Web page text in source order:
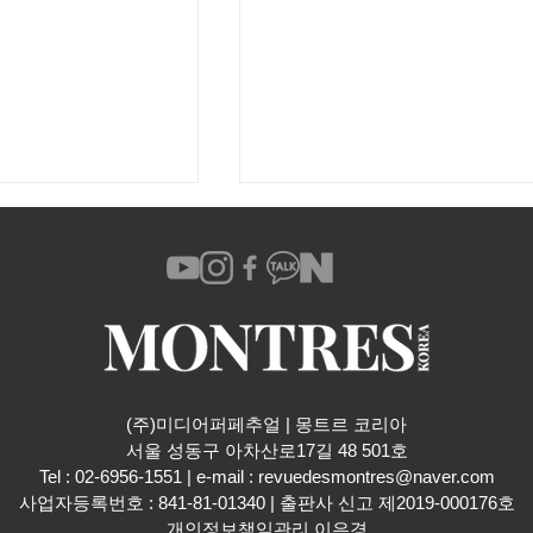
박싱했다가 또 사
다! IWC 인제니
35 아쿠아 블루
토스터기 잘 만드는 회사가
든 탁상시계! 시계채널은 세
모든 시계를 리뷰하고 싶습
다. 발뮤다가 선보인 테이블
(주)미디어퍼페추얼 | 몽트르 코리아
​서울 성동구 아차산로17길 48 501호
Tel : 02-6956-1551 | e-mail : revuedesmontres@naver.com
사업자등록번호 : 841-81-01340 | 출판사 신고 제2019-000176호
개인정보책임관리 이은경